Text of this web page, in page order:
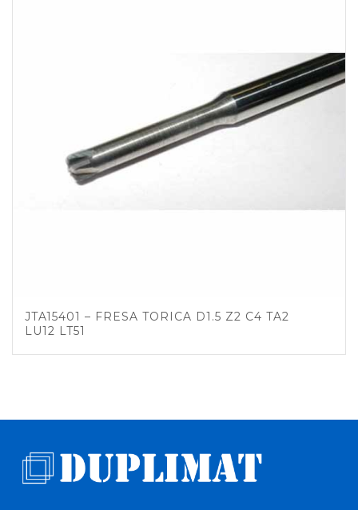
JTA15401 – FRESA TORICA D1.5 Z2 C4 TA2
LU12 LT51